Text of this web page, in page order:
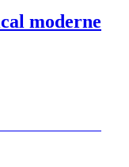
moderne